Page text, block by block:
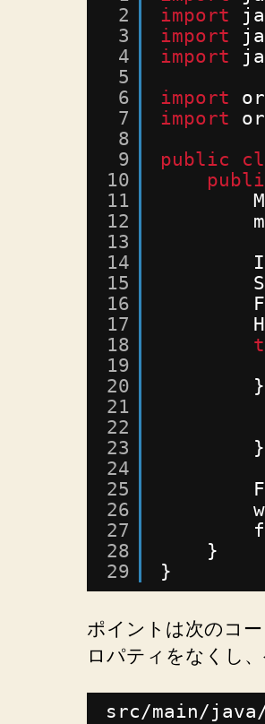
2
3
4
5
6
7
8
9
10
11
12
13
14
15
16
17
18
19
20
21
22
23
24
25
26
27
28
29
import
import
import
import
import
public
}
}
}
}
ポイントは次のコ
ロパティをなくし
src/main/